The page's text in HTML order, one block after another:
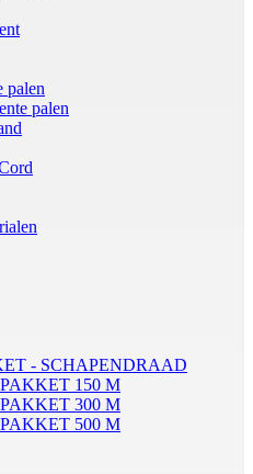
palen
palen
- SCHAPENDRAAD
150 M
300 M
500 M